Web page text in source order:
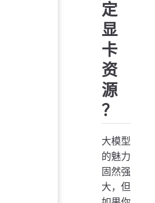
定
显
卡
资
源
？
大模型
的魅力
固然强
大，但